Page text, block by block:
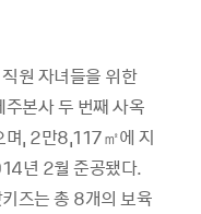
원 자녀들을 위한
본사 두 번째 사옥
며, 2만8,117㎡에 지
년 2월 준공됐다.
즈는 총 8개의 보육